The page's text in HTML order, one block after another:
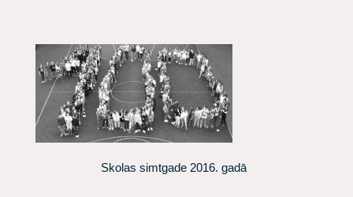
Skolas simtgade 2016. gadā